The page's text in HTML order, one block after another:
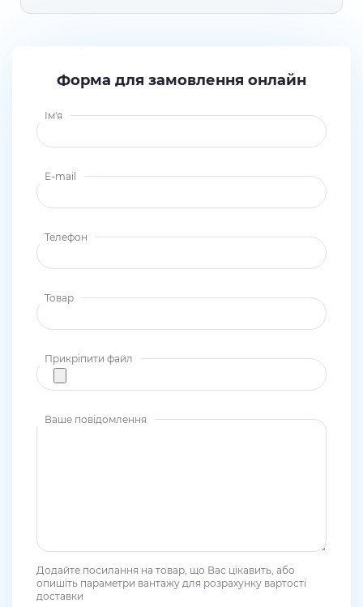
Форма для замовлення онлайн
Ім'я
E-mail
Телефон
Товар
Прикріпити файл
Ваше повідомлення
Додайте посилання на товар, що Вас цікавить, або
опишіть параметри вантажу для розрахунку вартості
доставки